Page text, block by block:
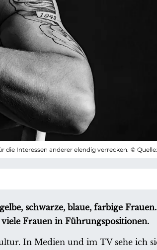
die Interessen anderer elendig verrecken. ©
schwarze, blaue, farbige
Frauen in Führungspositionen.
In Medien und im TV sehe ich